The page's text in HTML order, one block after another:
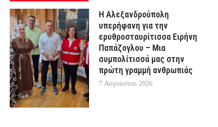
Η Αλεξανδρούπολη
υπερήφανη για την
ερυθροσταυρίτισσα Ειρήνη
Παπάζογλου – Μια
συμπολίτισσά μας στην
πρώτη γραμμή ανθρωπιάς
7 Αυγούστου 2026